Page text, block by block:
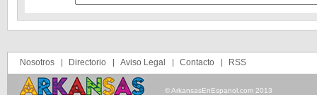
Nosotros Directorio Aviso Legal Contacto RSS
© ArkansasEnEspanol.com 2013